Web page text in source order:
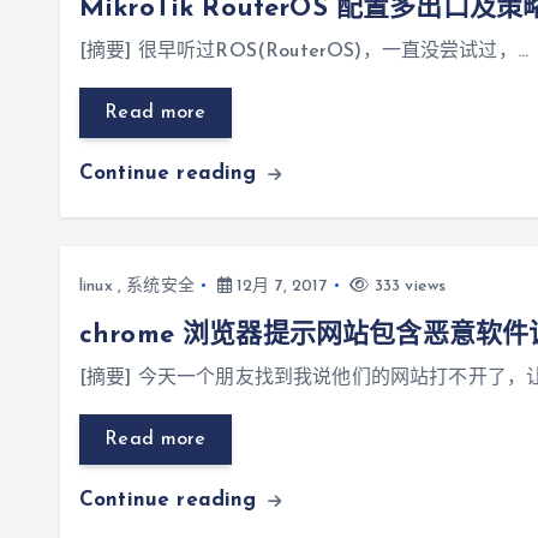
MikroTik RouterOS 配置多出口及策
[摘要] 很早听过ROS(RouterOS)，一直没尝试过，…
Read more
Continue reading
linux , 系统安全 12月 7, 2017 333 views
chrome 浏览器提示网站包含恶意软件
[摘要] 今天一个朋友找到我说他们的网站打不开了，
Read more
Continue reading